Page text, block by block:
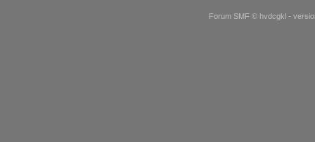
Forum SMF © hvdcgkl -